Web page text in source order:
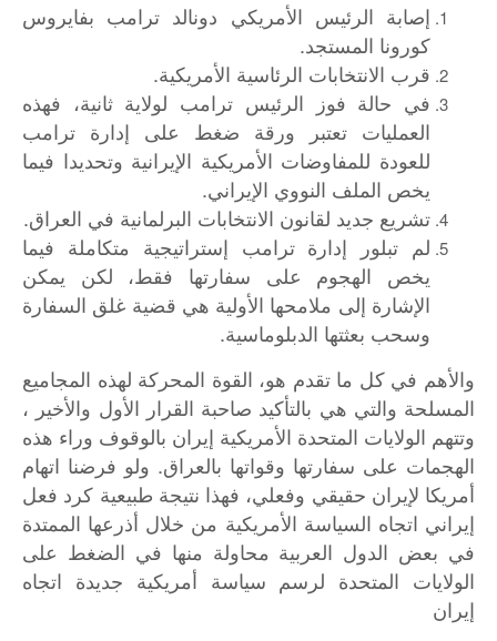
إصابة الرئيس الأمريكي دونالد ترامب بفايروس
كورونا المستجد.
قرب الانتخابات الرئاسية الأمريكية.
في حالة فوز الرئيس ترامب لولاية ثانية، فهذه
العمليات تعتبر ورقة ضغط على إدارة ترامب
للعودة للمفاوضات الأمريكية الإيرانية وتحديدا فيما
يخص الملف النووي الإيراني.
تشريع جديد لقانون الانتخابات البرلمانية في العراق.
لم تبلور إدارة ترامب إستراتيجية متكاملة فيما
يخص الهجوم على سفارتها فقط، لكن يمكن
الإشارة إلى ملامحها الأولية هي قضية غلق السفارة
وسحب بعثتها الدبلوماسية.
والأهم في كل ما تقدم هو، القوة المحركة لهذه المجاميع
المسلحة والتي هي بالتأكيد صاحبة القرار الأول والأخير ،
وتتهم الولايات المتحدة الأمريكية إيران بالوقوف وراء هذه
الهجمات على سفارتها وقواتها بالعراق. ولو فرضنا اتهام
أمريكا لإيران حقيقي وفعلي، فهذا نتيجة طبيعية كرد فعل
إيراني اتجاه السياسة الأمريكية من خلال أذرعها الممتدة
في بعض الدول العربية محاولة منها في الضغط على
الولايات المتحدة لرسم سياسة أمريكية جديدة اتجاه
إيران